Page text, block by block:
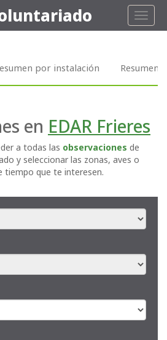
Toggle
por instalación Resumen
en EDAR Frieres
a todas las observaciones de
y seleccionar las zonas, aves o
tiempo que te interesen.